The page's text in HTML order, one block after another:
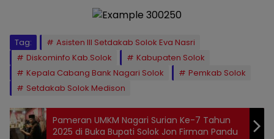
Tag:
Asisten III Setdakab Solok Eva Nasri
Diskominfo Kab.Solok
Kabupaten Solok
Kepala Cabang Bank Nagari Solok
Pemkab Solok
Setdakab Solok Medison
Pameran UMKM Nagari Surian Ke-7 Tahun
2025 di Buka Bupati Solok Jon Firman Pandu